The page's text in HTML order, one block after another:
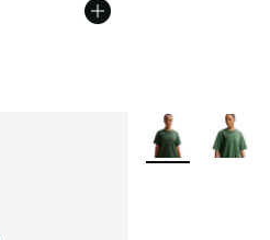
Plus de couleurs